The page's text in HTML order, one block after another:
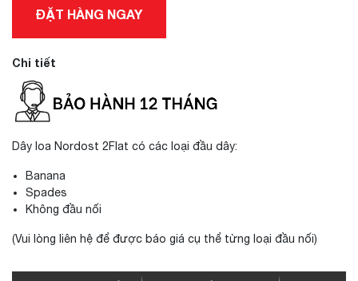
ĐẶT HÀNG NGAY
Chi tiết
Dây loa Nordost 2Flat có các loại đầu dây:
Banana
Spades
Không đầu nối
(Vui lòng liên hệ để được báo giá cụ thể từng loại đầu nối)